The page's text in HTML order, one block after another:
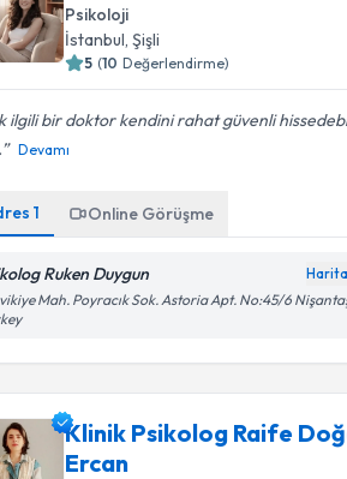
Psikoloji
İstanbul, Şişli
5 (10 Değerlendirme)
ilgili bir doktor kendini rahat güvenli
Devamı
1 Online Görüşme
Ruken Duygun
Mah. Poyracık Sok. Astoria Apt. No:45/6
Klinik Psikolog Raife
Ercan